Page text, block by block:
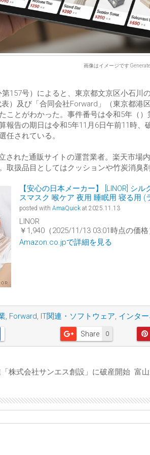
画像はイメージです
157号）によると、東京都文京区小石
）及び「合同会社Forward」（東京都港
ことがわかった。事件番号は令和5年（
報告の期日は令和5年11月6日午前11時
任されている。
された通販サイトの運営業者。楽天市場
取扱品目としてはクッションや竹炭消臭
【安心の日本メーカー】 [LINOR] シ
スマスク 喉ケア 夜用 睡眠用 寝る用 (
posted with AmaQuick at 2025.11.13
LINOR
￥1,940（2025/11/13 03:01時点の価格
Amazon.co.jpで詳細を見る
Forward IT関連・ソフトウェア インタ
0
Share
株式会社サンエス創設」に破産開始 富